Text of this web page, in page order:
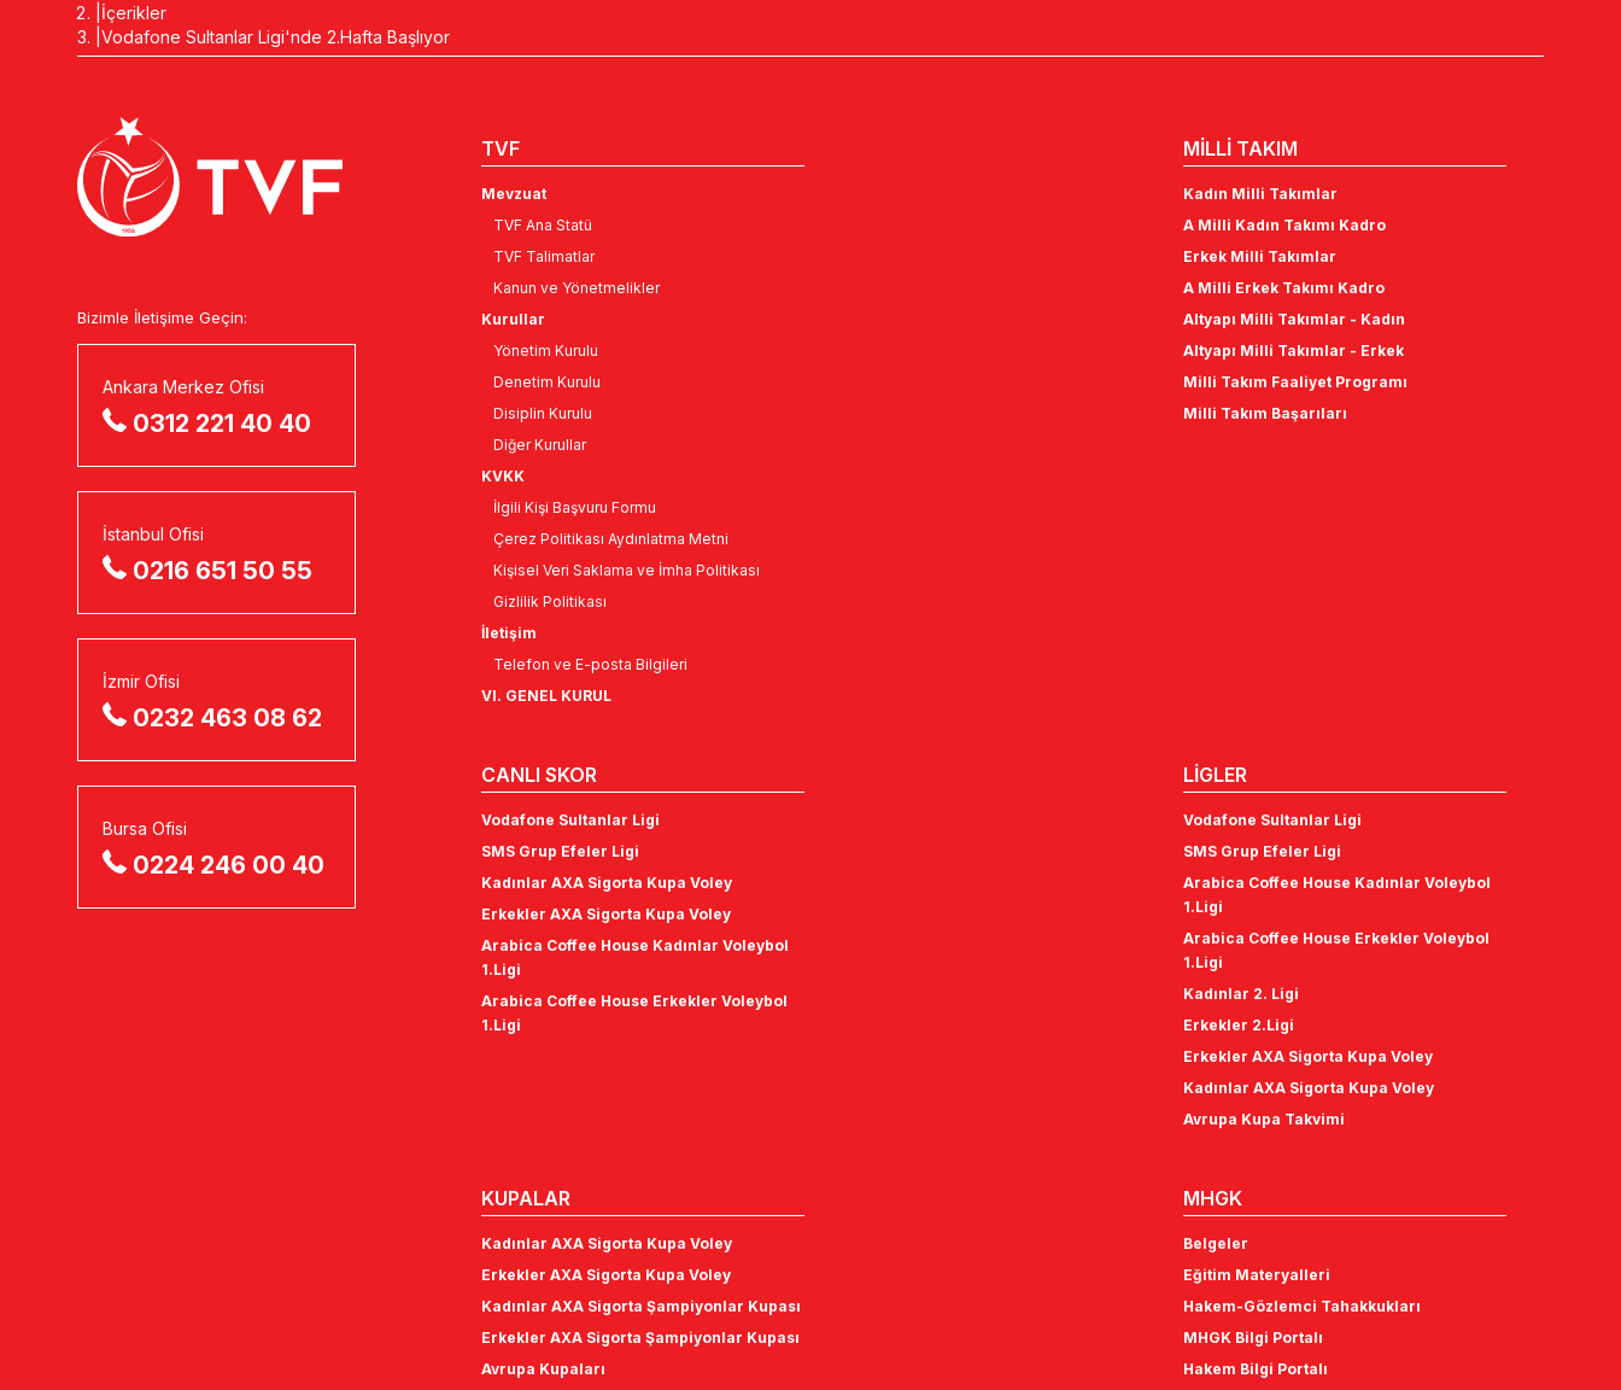
İçerikler
Vodafone Sultanlar Ligi'nde 2.Hafta Başlıyor
Bizimle İletişime Geçin:
Ankara Merkez Ofisi
0312 221 40 40
İstanbul Ofisi
0216 651 50 55
İzmir Ofisi
0232 463 08 62
Bursa Ofisi
0224 246 00 40
TVF
Mevzuat
TVF Ana Statü
TVF Talimatlar
Kanun ve Yönetmelikler
Kurullar
Yönetim Kurulu
Denetim Kurulu
Disiplin Kurulu
Diğer Kurullar
KVKK
İlgili Kişi Başvuru Formu
Çerez Politikası Aydınlatma Metni
Kişisel Veri Saklama ve İmha Politikası
Gizlilik Politikası
İletişim
Telefon ve E-posta Bilgileri
VI. GENEL KURUL
MİLLİ TAKIM
Kadın Milli Takımlar
A Milli Kadın Takımı Kadro
Erkek Milli Takımlar
A Milli Erkek Takımı Kadro
Altyapı Milli Takımlar - Kadın
Altyapı Milli Takımlar - Erkek
Milli Takım Faaliyet Programı
Milli Takım Başarıları
CANLI SKOR
Vodafone Sultanlar Ligi
SMS Grup Efeler Ligi
Kadınlar AXA Sigorta Kupa Voley
Erkekler AXA Sigorta Kupa Voley
Arabica Coffee House Kadınlar Voleybol
1.Ligi
Arabica Coffee House Erkekler Voleybol
1.Ligi
LİGLER
Vodafone Sultanlar Ligi
SMS Grup Efeler Ligi
Arabica Coffee House Kadınlar Voleybol
1.Ligi
Arabica Coffee House Erkekler Voleybol
1.Ligi
Kadınlar 2. Ligi
Erkekler 2.Ligi
Erkekler AXA Sigorta Kupa Voley
Kadınlar AXA Sigorta Kupa Voley
Avrupa Kupa Takvimi
KUPALAR
Kadınlar AXA Sigorta Kupa Voley
Erkekler AXA Sigorta Kupa Voley
Kadınlar AXA Sigorta Şampiyonlar Kupası
Erkekler AXA Sigorta Şampiyonlar Kupası
Avrupa Kupaları
MHGK
Belgeler
Eğitim Materyalleri
Hakem-Gözlemci Tahakkukları
MHGK Bilgi Portalı
Hakem Bilgi Portalı